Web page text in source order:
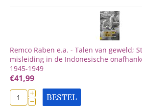
Remco Raben e.a. - Talen van geweld;
misleiding in de Indonesische
1945-1949
€41,99
+
− BESTEL